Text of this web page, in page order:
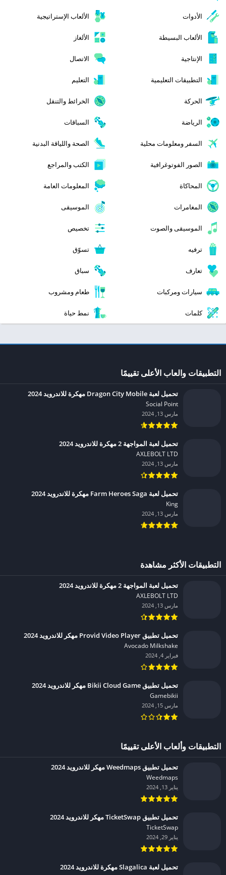
الأدوات الألعاب الإستراتيجية
الألعاب البسيطة الألغاز
الإنتاجية الاتصال
التطبيقات التعليمية التعليم
الحركة الخرائط والتنقل
الرياضة السباقات
السفر ومعلومات محلية الصحة واللياقة البدنية
الصور الفوتوغرافية الكتب والمراجع
المحاكاة المعلومات العامة
المغامرات الموسيقى
الموسيقى والصوت تخصيص
ترفيه تسوّق
تعارف سباق
سيارات ومركبات طعام ومشروب
كلمات نمط حياة
التطبيقات والعاب الأعلى تقييمًا
تحميل لعبة Dragon City Mobile مهكرة للاندرويد 2024
Social Point‏
مارس 13, 2024
تحميل لعبة المواجهة 2 مهكرة للاندرويد 2024
AXLEBOLT LTD‏
مارس 13, 2024
تحميل لعبة Farm Heroes Saga مهكرة للاندرويد 2024
King‏
مارس 13, 2024
التطبيقات الأكثر مشاهدة
تحميل لعبة المواجهة 2 مهكرة للاندرويد 2024
AXLEBOLT LTD‏
مارس 13, 2024
تحميل تطبيق Provid Video Player مهكر للاندرويد 2024
Avocado Milkshake‏
فبراير 4, 2024
تحميل تطبيق Bikii Cloud Game مهكر للاندرويد 2024
Gamebikii‏
مارس 15, 2024
التطبيقات وألعاب الأعلى تقييمًا
تحميل تطبيق Weedmaps مهكر للاندرويد 2024
Weedmaps‏
يناير 13, 2024
تحميل تطبيق TicketSwap مهكر للاندرويد 2024
TicketSwap‏
يناير 29, 2024
تحميل لعبة Slagalica مهكرة للاندرويد 2024